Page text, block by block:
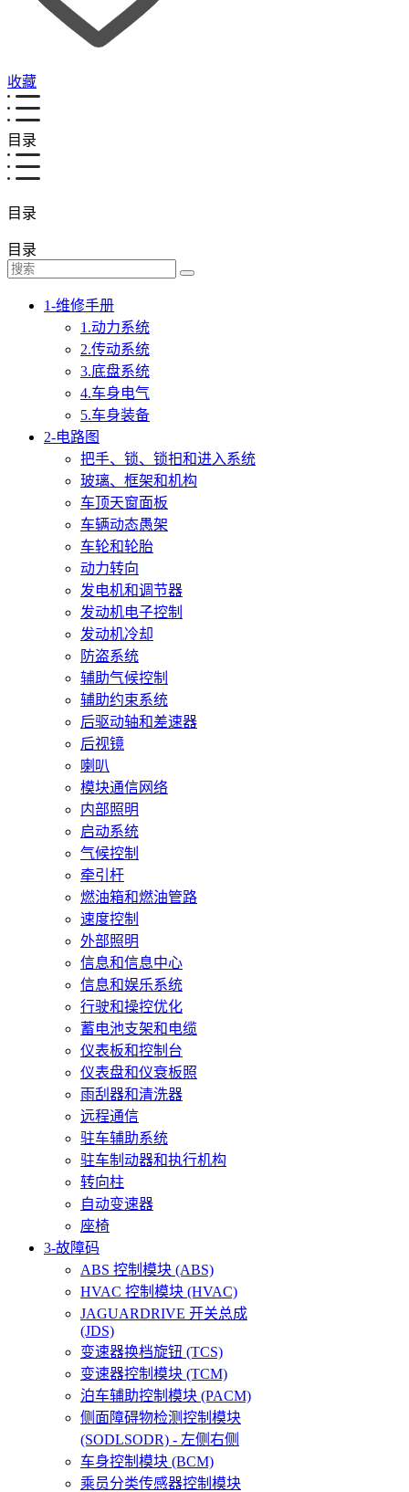
收藏
目录
目录
目录
1-维修手册
1.动力系统
2.传动系统
3.底盘系统
4.车身电气
5.车身装备
2-电路图
把手、锁、锁抇和进入系统
玻璃、框架和机构
车顶天窗面板
车辆动态愚架
车轮和轮胎
动力转向
发电机和调节器
发动机电子控制
发动机冷却
防盗系统
辅助气候控制
辅助约束系统
后驱动轴和差速器
后视镜
喇叭
模块通信网络
内部照明
启动系统
气候控制
牵引杆
燃油箱和燃油管路
速度控制
外部照明
信息和信息中心
信息和娱乐系统
行驶和操控优化
蓄电池支架和电缆
仪表板和控制台
仪表盘和仪衰板照
雨刮器和清洗器
远程通信
驻车辅助系统
驻车制动器和执行机构
转向柱
自动变速器
座椅
3-故障码
ABS 控制模块 (ABS)
HVAC 控制模块 (HVAC)
JAGUARDRIVE 开关总成
(JDS)
变速器换档旋钮 (TCS)
变速器控制模块 (TCM)
泊车辅助控制模块 (PACM)
侧面障碍物检测控制模块
(SODLSODR) - 左侧右侧
车身控制模块 (BCM)
乘员分类传感器控制模块